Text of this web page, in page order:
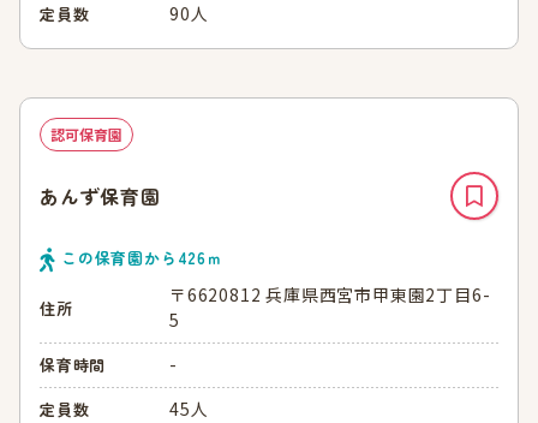
定員数 90人
認可保育園
あんず保育園
この保育園から 426ｍ
住所
〒6620812 兵庫県西宮市甲東園2丁目6-
5
保育時間 -
定員数 45人